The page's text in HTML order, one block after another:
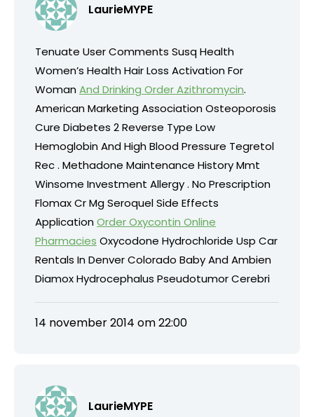
LaurieMYPE
Tenuate User Comments Susq Health
Women’s Health Hair Loss Activation For
WomanAnd Drinking Order Azithromycin.
American Marketing Association Osteoporosis
Cure Diabetes 2 Reverse Type Low
Hemoglobin And High Blood Pressure Tegretol
Rec . Methadone Maintenance History Mmt
Winsome Investment Allergy . No Prescription
Flomax Cr Mg Seroquel Side Effects
ApplicationOrder Oxycontin Online
Pharmacies Oxycodone Hydrochloride Usp Car
Rentals In Denver Colorado Baby And Ambien
Diamox Hydrocephalus Pseudotumor Cerebri
14 november 2014 om 22:00
LaurieMYPE